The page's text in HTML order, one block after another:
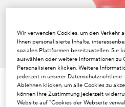
€94.00 €3.13/ml 30 ml
Wir verwenden Cookies, um den Verkehr
Ihnen personalisierte Inhalte,
sozialen Plattformen bereitzustellen. Sie
auswählen oder weitere Informationen zu
Personalisieren klicken. Weitere
jederzeit in unserer
Ablehnen klicken, um alle Cookies zu
können Ihre Zustimmung jederzeit
Website auf "Cookies der Webseite